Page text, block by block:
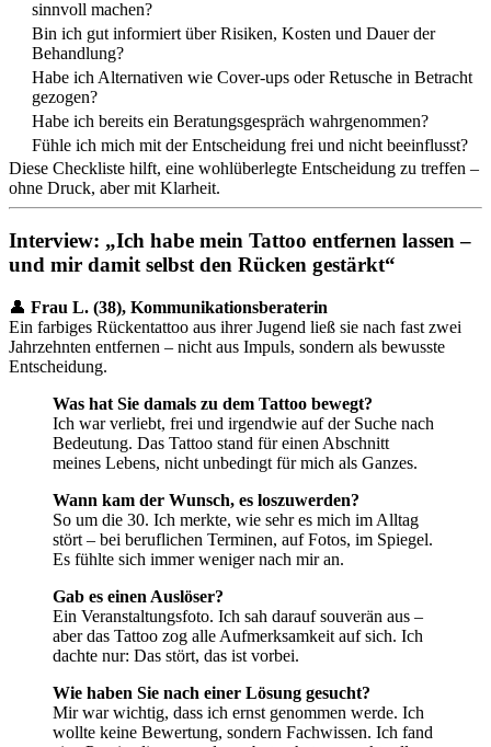
sinnvoll machen?
Bin ich gut informiert über Risiken, Kosten und Dauer der
Behandlung?
Habe ich Alternativen wie Cover-ups oder Retusche in Betracht
gezogen?
Habe ich bereits ein Beratungsgespräch wahrgenommen?
Fühle ich mich mit der Entscheidung frei und nicht beeinflusst?
Diese Checkliste hilft, eine wohlüberlegte Entscheidung zu treffen –
ohne Druck, aber mit Klarheit.
Interview: „Ich habe mein Tattoo entfernen lassen –
und mir damit selbst den Rücken gestärkt“
👤 Frau L. (38), Kommunikationsberaterin
Ein farbiges Rückentattoo aus ihrer Jugend ließ sie nach fast zwei
Jahrzehnten entfernen – nicht aus Impuls, sondern als bewusste
Entscheidung.
Was hat Sie damals zu dem Tattoo bewegt?
Ich war verliebt, frei und irgendwie auf der Suche nach
Bedeutung. Das Tattoo stand für einen Abschnitt
meines Lebens, nicht unbedingt für mich als Ganzes.
Wann kam der Wunsch, es loszuwerden?
So um die 30. Ich merkte, wie sehr es mich im Alltag
stört – bei beruflichen Terminen, auf Fotos, im Spiegel.
Es fühlte sich immer weniger nach mir an.
Gab es einen Auslöser?
Ein Veranstaltungsfoto. Ich sah darauf souverän aus –
aber das Tattoo zog alle Aufmerksamkeit auf sich. Ich
dachte nur: Das stört, das ist vorbei.
Wie haben Sie nach einer Lösung gesucht?
Mir war wichtig, dass ich ernst genommen werde. Ich
wollte keine Bewertung, sondern Fachwissen. Ich fand